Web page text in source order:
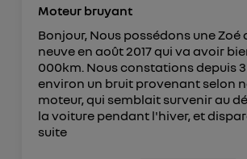
Moteur bruyant
Bonjour, Nous possédons une Zoé
neuve en août 2017 qui va avoir
000km. Nous constations depuis
environ un bruit provenant selon
moteur, qui semblait survenir au
la voiture pendant l'hiver, et
suite